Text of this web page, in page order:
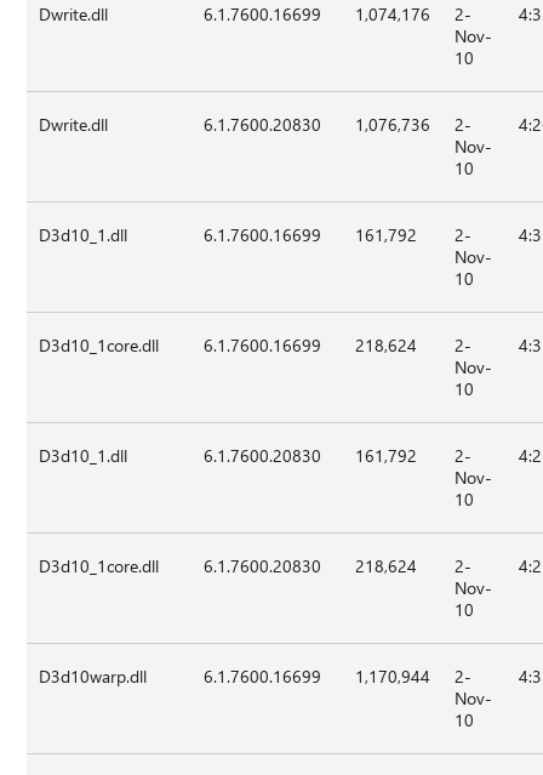
Dwrite.dll 6.1.7600.16699 1,074,176
2-
Nov-
10
Dwrite.dll 6.1.7600.20830 1,076,736
2-
Nov-
10
D3d10_1.dll 6.1.7600.16699 161,792
2-
Nov-
10
D3d10_1core.dll 6.1.7600.16699 218,624
2-
Nov-
10
D3d10_1.dll 6.1.7600.20830 161,792
2-
Nov-
10
D3d10_1core.dll 6.1.7600.20830 218,624
2-
Nov-
10
D3d10warp.dll 6.1.7600.16699 1,170,944
2-
Nov-
10